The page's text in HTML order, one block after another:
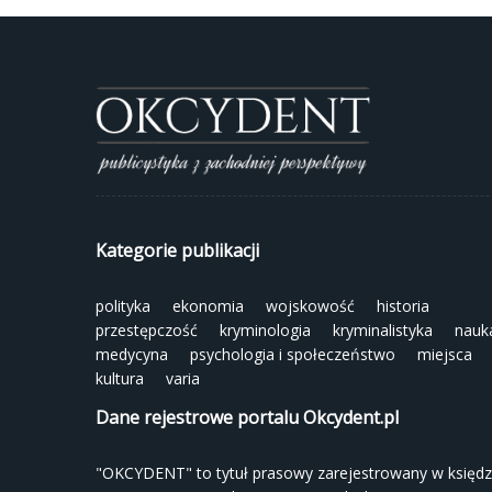
Kategorie publikacji
polityka ekonomia wojskowość
historia
przestępczość
kryminologia kryminalistyka
medycyna
psychologia i społeczeństwo
miejsca
kultura
varia
Dane rejestrowe portalu Okcydent.pl
"OKCYDENT" to tytuł prasowy zarejestrowany w